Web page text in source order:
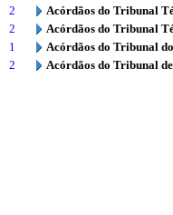
2
Acórdãos do Tribunal
2
Acórdãos do Tribunal
1
Acórdãos do Tribunal
2
Acórdãos do Tribunal